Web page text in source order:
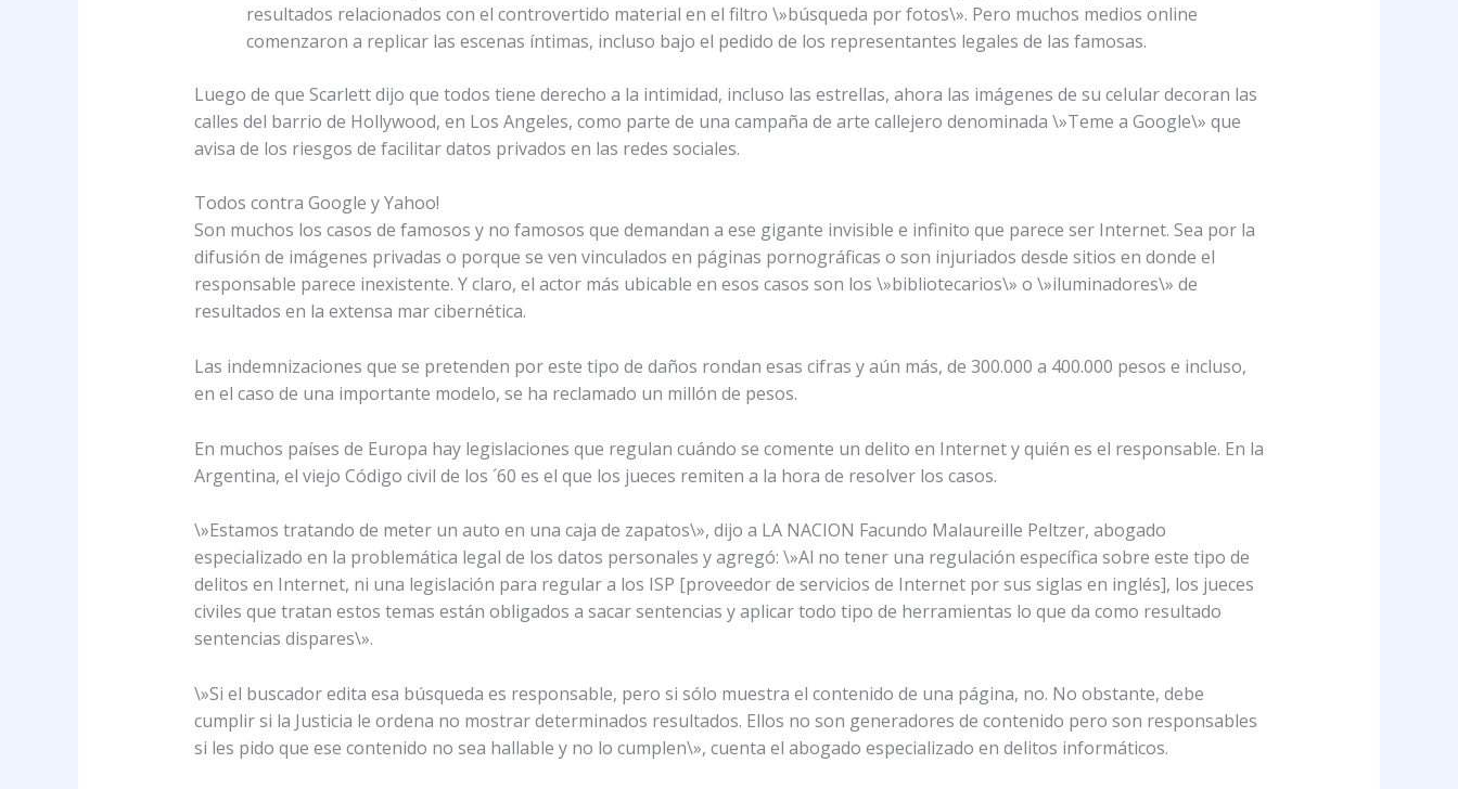
resultados relacionados con el controvertido material en el filtro \»búsqueda por fotos\». Pero muchos medios online
comenzaron a replicar las escenas íntimas, incluso bajo el pedido de los representantes legales de las famosas.
Luego de que Scarlett dijo que todos tiene derecho a la intimidad, incluso las estrellas, ahora las imágenes de su celular decoran las
calles del barrio de Hollywood, en Los Angeles, como parte de una campaña de arte callejero denominada \»Teme a Google\» que
avisa de los riesgos de facilitar datos privados en las redes sociales.
Todos contra Google y Yahoo!
Son muchos los casos de famosos y no famosos que demandan a ese gigante invisible e infinito que parece ser Internet. Sea por la
difusión de imágenes privadas o porque se ven vinculados en páginas pornográficas o son injuriados desde sitios en donde el
responsable parece inexistente. Y claro, el actor más ubicable en esos casos son los \»bibliotecarios\» o \»iluminadores\» de
resultados en la extensa mar cibernética.
Las indemnizaciones que se pretenden por este tipo de daños rondan esas cifras y aún más, de 300.000 a 400.000 pesos e incluso,
en el caso de una importante modelo, se ha reclamado un millón de pesos.
En muchos países de Europa hay legislaciones que regulan cuándo se comente un delito en Internet y quién es el responsable. En la
Argentina, el viejo Código civil de los ´60 es el que los jueces remiten a la hora de resolver los casos.
\»Estamos tratando de meter un auto en una caja de zapatos\», dijo a LA NACION Facundo Malaureille Peltzer, abogado
especializado en la problemática legal de los datos personales y agregó: \»Al no tener una regulación específica sobre este tipo de
delitos en Internet, ni una legislación para regular a los ISP [proveedor de servicios de Internet por sus siglas en inglés], los jueces
civiles que tratan estos temas están obligados a sacar sentencias y aplicar todo tipo de herramientas lo que da como resultado
sentencias dispares\».
\»Si el buscador edita esa búsqueda es responsable, pero si sólo muestra el contenido de una página, no. No obstante, debe
cumplir si la Justicia le ordena no mostrar determinados resultados. Ellos no son generadores de contenido pero son responsables
si les pido que ese contenido no sea hallable y no lo cumplen\», cuenta el abogado especializado en delitos informáticos.